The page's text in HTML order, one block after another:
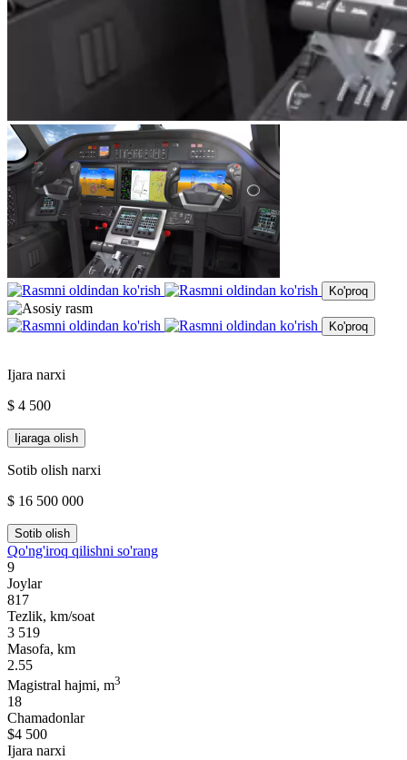
Ko'proq
Ko'proq
Ijara narxi
$ 4 500
Ijaraga olish
Sotib olish narxi
$ 16 500 000
Sotib olish
Qo'ng'iroq qilishni so'rang
9
Joylar
817
Tezlik, km/soat
3 519
Masofa, km
2.55
Magistral hajmi, m3
18
Chamadonlar
$4 500
Ijara narxi